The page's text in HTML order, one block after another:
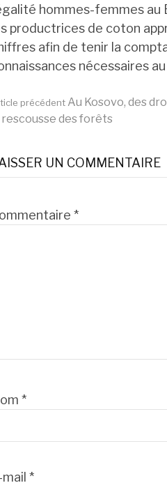
hommes-femmes
productrices de coton
afin de tenir la
nécessaires
précédent Au Kosovo, des
rescousse des forêts
UN COMMENTAIRE
*
*
mail *